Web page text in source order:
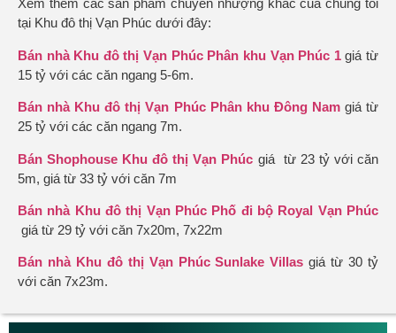
Xem thêm các sản phẩm chuyển nhượng khác của chúng tôi
tại Khu đô thị Vạn Phúc dưới đây:
Bán nhà Khu đô thị Vạn Phúc Phân khu Vạn Phúc 1giá từ
15 tỷ với các căn ngang 5-6m.
Bán nhà Khu đô thị Vạn Phúc Phân khu Đông Namgiá từ
25 tỷ với các căn ngang 7m.
Bán Shophouse Khu đô thị Vạn Phúc giá từ 23 tỷ với căn
5m, giá từ 33 tỷ với căn 7m
Bán nhà Khu đô thị Vạn Phúc Phố đi bộ Royal Vạn Phúc
giá từ 29 tỷ với căn 7x20m, 7x22m
Bán nhà Khu đô thị Vạn Phúc Sunlake Villas giá từ 30 tỷ
với căn 7x23m.